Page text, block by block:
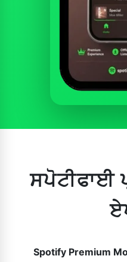
ਸਪੋਟੀਫਾਈ
Spotify Premium